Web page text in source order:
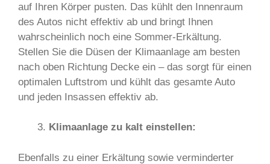
auf Ihren Körper pusten. Das kühlt den Innenraum
des Autos nicht effektiv ab und bringt Ihnen
wahrscheinlich noch eine Sommer-Erkältung.
Stellen Sie die Düsen der Klimaanlage am besten
nach oben Richtung Decke ein – das sorgt für einen
optimalen Luftstrom und kühlt das gesamte Auto
und jeden Insassen effektiv ab.
Klimaanlage zu kalt einstellen:
Ebenfalls zu einer Erkältung sowie verminderter